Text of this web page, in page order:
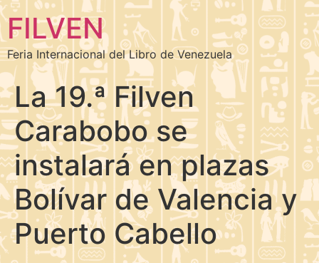
FILVEN
Feria Internacional del Libro de Venezuela
La 19.ª Filven
Carabobo se
instalará en plazas
Bolívar de Valencia y
Puerto Cabello